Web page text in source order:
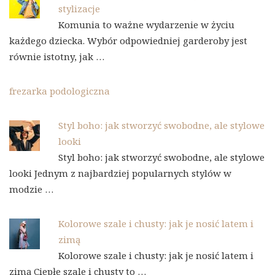
stylizacje
Komunia to ważne wydarzenie w życiu
każdego dziecka. Wybór odpowiedniej garderoby jest
równie istotny, jak …
frezarka podologiczna
Styl boho: jak stworzyć swobodne, ale stylowe
looki
Styl boho: jak stworzyć swobodne, ale stylowe
looki Jednym z najbardziej popularnych stylów w
modzie …
Kolorowe szale i chusty: jak je nosić latem i
zimą
Kolorowe szale i chusty: jak je nosić latem i
zimą Ciepłe szale i chusty to …